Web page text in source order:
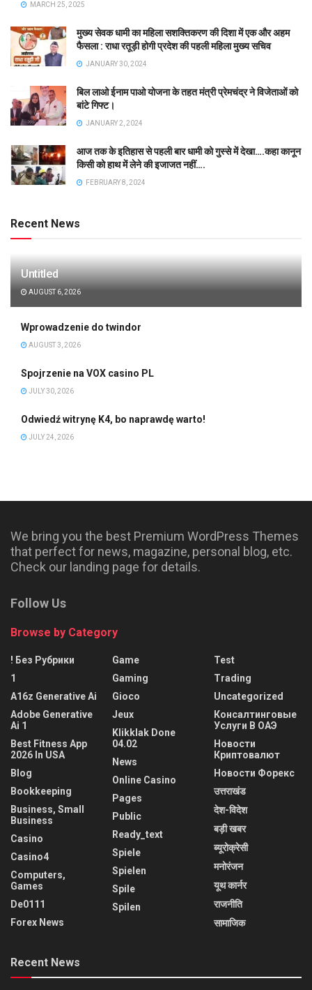
MARCH 25, 2025
मुख्य सेवक धामी का महिला सशक्तिकरण की दिशा में एक और अहम
फैसला : राधा रतूड़ी होगी प्रदेश की पहली महिला मुख्य सचिव
JANUARY 30, 2024
बिल लाओ ईनाम पाओ योजना के तहत मंत्री प्रेमचंद्र ने विजेताओं को
बांटे गिफ्ट।
JANUARY 2, 2024
आज तक के इतिहास से पहली बार धामी को गुस्से में देखा….कहा कानून
किसी को हाथ में लेने की इजाजत नहीं….
FEBRUARY 8, 2024
Recent News
Untitled
AUGUST 6, 2026
Wprowadzenie do twindor
AUGUST 3, 2026
Spojrzenie na VOX casino PL
JULY 30, 2026
Odwiedź witrynę K4, bo naprawdę warto!
JULY 24, 2026
We bring you the best Premium WordPress Themes
that perfect for news, magazine, personal blog, etc.
Check our landing page for details.
Follow Us
Browse by Category
! Без Рубрики
1
A16z Generative Ai
Adobe Generative
Ai 1
Best Fitness App
2026 In USA
Blog
Bookkeeping
Business, Small
Business
Casino
Casino4
Computers,
Games
De0111
Forex News
Game
Gaming
Gioco
Jeux
Klikklak Done
04.02
News
Online Casino
Pages
Public
Ready_text
Spiele
Spielen
Spile
Spilen
Test
Trading
Uncategorized
Консалтинговые
Услуги В ОАЭ
Новости
Криптовалют
Новости Форекс
उत्तराखंड
देश-विदेश
बड़ी खबर
ब्यूरोक्रेसी
मनोरंजन
यूथ कार्नर
राजनीति
सामाजिक
Recent News